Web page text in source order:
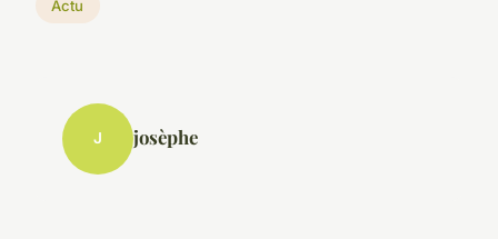
Actu
J josèphe